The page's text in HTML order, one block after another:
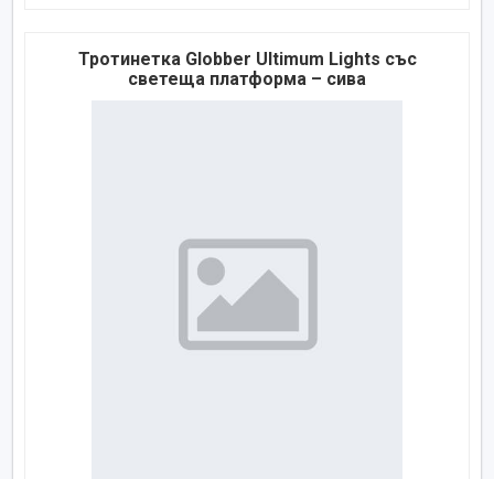
Тротинетка Globber Ultimum Lights със
светеща платформа – сива